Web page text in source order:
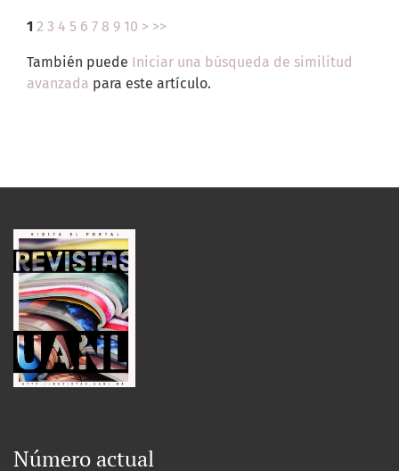
1 2 3 4 5 6 7 8 9 10 > >>
También puede Iniciar una búsqueda de similitud
avanzada para este artículo.
Número actual